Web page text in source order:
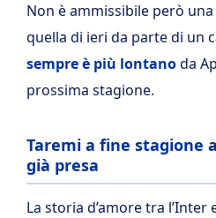
Non è ammissibile però
quella di ieri da parte di un
sempre è più lontanoda
prossima stagione.
Taremi a fine stagione
già presa
La storia d’amore tra l’Inter